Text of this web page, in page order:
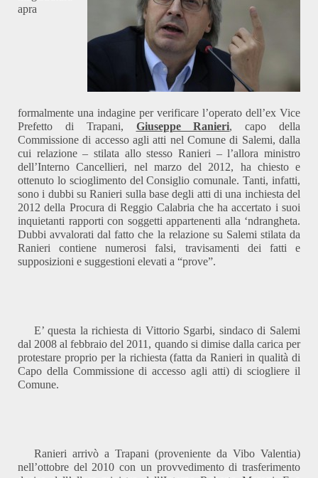
apra
formalmente una indagine per verificare l’operato dell’ex Vice
Prefetto di Trapani, Giuseppe Ranieri, capo della
Commissione di accesso agli atti nel Comune di Salemi, dalla
cui relazione – stilata allo stesso Ranieri – l’allora ministro
dell’Interno Cancellieri, nel marzo del 2012, ha chiesto e
ottenuto lo scioglimento del Consiglio comunale. Tanti, infatti,
sono i dubbi su Ranieri sulla base degli atti di una inchiesta del
2012 della Procura di Reggio Calabria che ha accertato i suoi
inquietanti rapporti con soggetti appartenenti alla ‘ndrangheta.
Dubbi avvalorati dal fatto che la relazione su Salemi stilata da
Ranieri contiene numerosi falsi, travisamenti dei fatti e
supposizioni e suggestioni elevati a “prove”.
E’ questa la richiesta di Vittorio Sgarbi, sindaco di Salemi
dal 2008 al febbraio del 2011, quando si dimise dalla carica per
protestare proprio per la richiesta (fatta da Ranieri in qualità di
Capo della Commissione di accesso agli atti) di sciogliere il
Comune.
Ranieri arrivò a Trapani (proveniente da Vibo Valentia)
nell’ottobre del 2010 con un provvedimento di trasferimento